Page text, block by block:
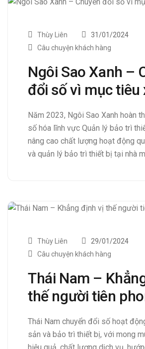
Thùy Liên
31/01/2024
Câu chuyện khách hàng
Ngôi Sao Xanh –
đổi số vì mục tiêu
Năm 2023, Ngôi Sao Xanh hoàn
số hóa lĩnh vực Quản lý bảo trì
nâng cao chất lượng hoạt động
và quản lý bảo trì thiết bị tại nhà
Thùy Liên
29/01/2024
Câu chuyện khách hàng
Thái Nam –
thế người tiên
Thái Nam chuyển đổi số hoạt
sản và bảo trì thiết bị, với mong
hiệu quả, chất lượng dịch vụ,